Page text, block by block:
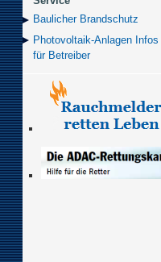
Baulicher Brand­schutz
Photovoltaik-Anlagen Infos
für Betreiber